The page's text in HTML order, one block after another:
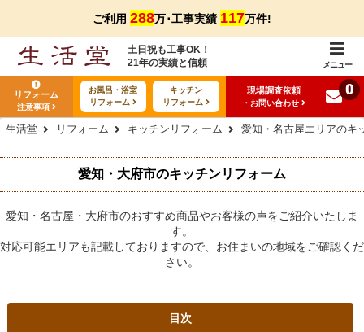
ご利用 288万･工事実績 117万件!
土日祝も工事OK！
21年の実績と信頼
メニュー
リフォーム
注意事項
お風呂・浴室
リフォーム
キッチン
リフォーム
現場調査依頼
・お問い合わせ
0
生活堂 リフォーム キッチンリフォーム 愛知・名古屋エリアのキ
愛知・大府市のキッチンリフォーム
愛知・名古屋・大府市のおすすめ商品やお客様の声をご紹介いたしま
す。
対応可能エリアも記載しておりますので、お住まいの地域をご確認くだ
さい。
目次